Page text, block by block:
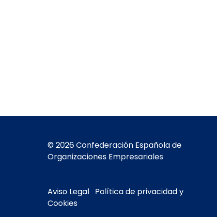
© 2026 Confederación Española de
Organizaciones Empresariales
Aviso Legal Política de privacidad y
Cookies